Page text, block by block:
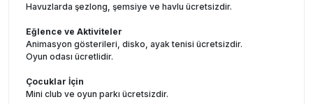
Havuzlarda şezlong, şemsiye ve havlu ücretsizdir.
Eğlence ve Aktiviteler
Animasyon gösterileri, disko, ayak tenisi ücretsizdir.
Oyun odası ücretlidir.
Çocuklar İçin
Mini club ve oyun parkı ücretsizdir.